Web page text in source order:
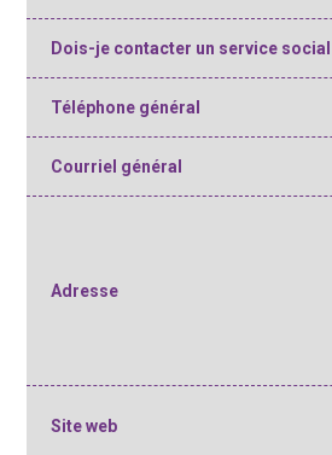
Dois-je contacter un service social
Téléphone général
Courriel général
Adresse
Site web